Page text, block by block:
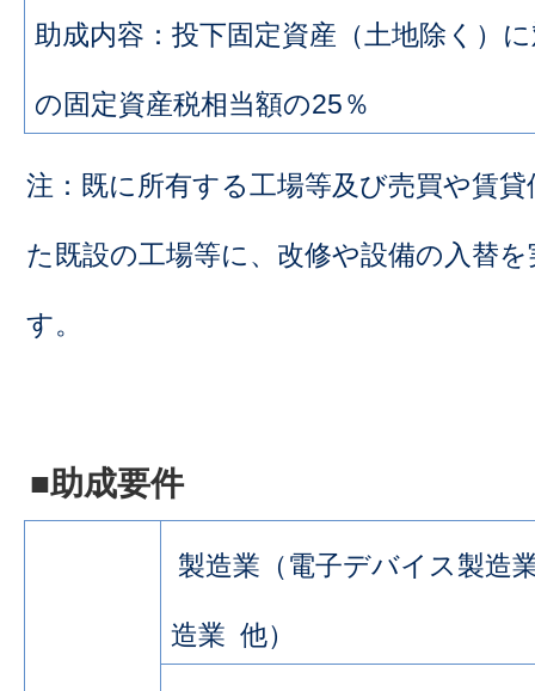
助成内容：投下固定資産（土地除く）
の固定資産税相当額の25％
注：既に所有する工場等及び売買や賃
た既設の工場等に、改修や設備の入替
す。
■助成要件
製造業（電子デバイス製造
造業 他）